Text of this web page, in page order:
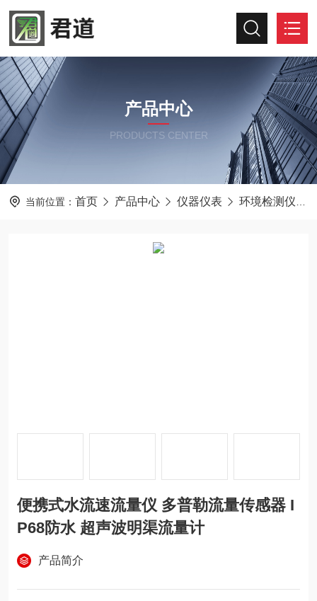
产品中心
PRODUCTS CENTER
当前位置： 首页 产品中心 仪器仪表 环境检测仪器
便携式水流速流量仪 多普勒流量传感器 I
P68防水 超声波明渠流量计
产品简介